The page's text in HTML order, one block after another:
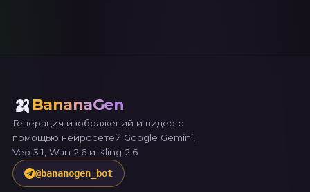
🍌 BananaGen
Генерация изображений и видео с
помощью нейросетей Google Gemini,
Veo 3.1, Wan 2.6 и Kling 2.6
@bananogen_bot